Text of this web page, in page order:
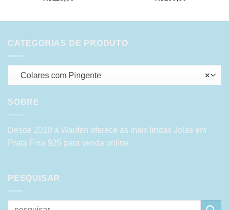
CATEGORIAS DE PRODUTO
×
Colares com Pingente
SOBRE
Desde 2010 a Waufen oferece as mais lindas Joias em
Prata Fina 925 para venda online.
PESQUISAR
Pesquisar